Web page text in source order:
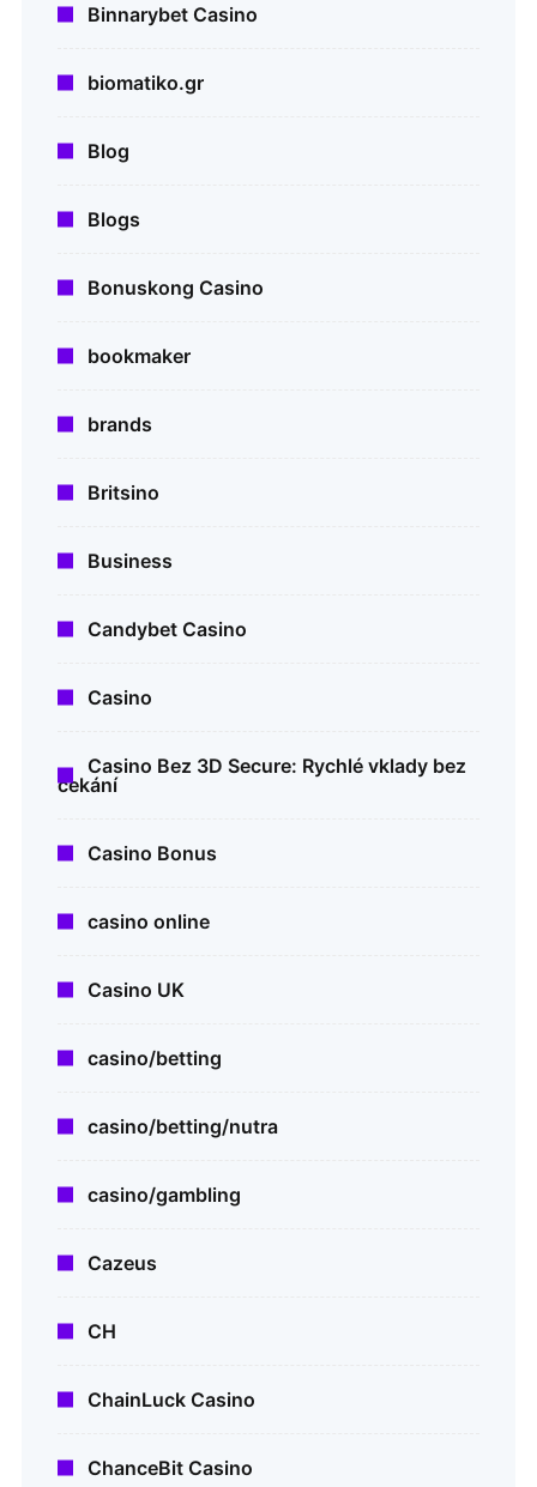
Binnarybet Casino
biomatiko.gr
Blog
Blogs
Bonuskong Casino
bookmaker
brands
Britsino
Business
Candybet Casino
Casino
Casino Bez 3D Secure: Rychlé vklady bez
čekání
Casino Bonus
casino online
Casino UK
casino/betting
casino/betting/nutra
casino/gambling
Cazeus
CH
ChainLuck Casino
ChanceBit Casino